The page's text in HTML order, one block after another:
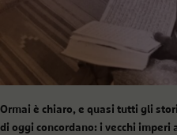
Ormai è chiaro, e quasi tutti gli
di oggi concordano: i vecchi imperi